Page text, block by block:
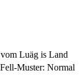
Luäg is Land
Muster: Normal